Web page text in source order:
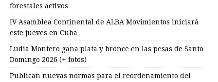
forestales activos
IV Asamblea Continental de ALBA Movimientos iniciará
este jueves en Cuba
Ludia Montero gana plata y bronce en las pesas de Santo
Domingo 2026 (+ fotos)
Publican nuevas normas para el reordenamiento del